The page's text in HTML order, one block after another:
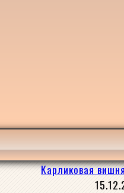
Карликовая